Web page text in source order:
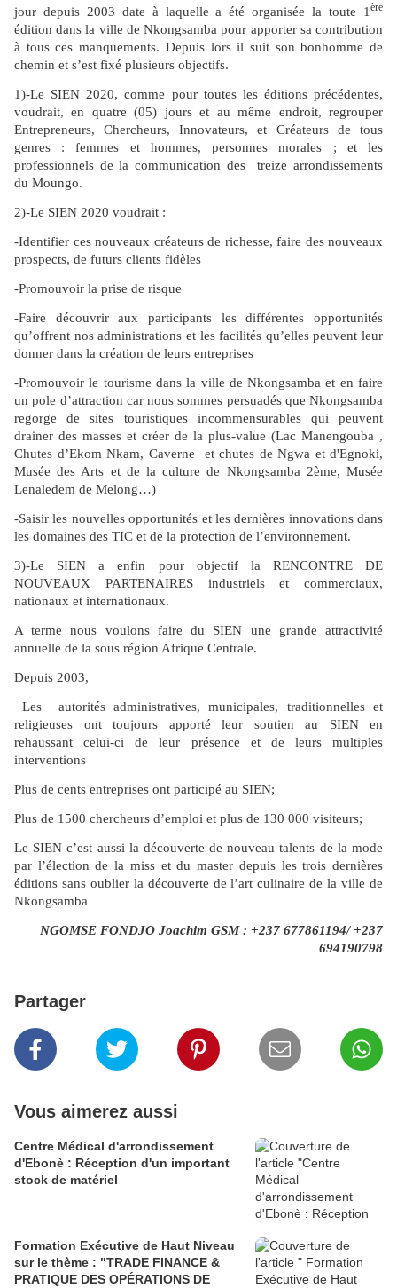
jour depuis 2003 date à laquelle a été organisée la toute 1 ère
édition dans la ville de Nkongsamba pour apporter sa contribution
à tous ces manquements. Depuis lors il suit son bonhomme de
chemin et s’est fixé plusieurs objectifs.
1)-Le SIEN 2020, comme pour toutes les éditions précédentes,
voudrait, en quatre (05) jours et au même endroit, regrouper
Entrepreneurs, Chercheurs, Innovateurs, et Créateurs de tous
genres : femmes et hommes, personnes morales ; et les
professionnels de la communication des treize arrondissements
du Moungo.
2)-Le SIEN 2020 voudrait :
-Identifier ces nouveaux créateurs de richesse, faire des nouveaux
prospects, de futurs clients fidèles
-Promouvoir la prise de risque
-Faire découvrir aux participants les différentes opportunités
qu’offrent nos administrations et les facilités qu’elles peuvent leur
donner dans la création de leurs entreprises
-Promouvoir le tourisme dans la ville de Nkongsamba et en faire
un pole d’attraction car nous sommes persuadés que Nkongsamba
regorge de sites touristiques incommensurables qui peuvent
drainer des masses et créer de la plus-value (Lac Manengouba ,
Chutes d’Ekom Nkam, Caverne et chutes de Ngwa et d'Egnoki,
Musée des Arts et de la culture de Nkongsamba 2ème, Musée
Lenaledem de Melong…)
-Saisir les nouvelles opportunités et les dernières innovations dans
les domaines des TIC et de la protection de l’environnement.
3)-Le SIEN a enfin pour objectif la RENCONTRE DE
NOUVEAUX PARTENAIRES industriels et commerciaux,
nationaux et internationaux.
A terme nous voulons faire du SIEN une grande attractivité
annuelle de la sous région Afrique Centrale.
Depuis 2003,
Les autorités administratives, municipales, traditionnelles et
religieuses ont toujours apporté leur soutien au SIEN en
rehaussant celui-ci de leur présence et de leurs multiples
interventions
Plus de cents entreprises ont participé au SIEN;
Plus de 1500 chercheurs d’emploi et plus de 130 000 visiteurs;
Le SIEN c’est aussi la découverte de nouveau talents de la mode
par l’élection de la miss et du master depuis les trois dernières
éditions sans oublier la découverte de l’art culinaire de la ville de
Nkongsamba
NGOMSE FONDJO Joachim GSM : +237 677861194/ +237
694190798
Partager
Vous aimerez aussi
Centre Médical d'arrondissement
d'Ebonè : Réception d'un important
stock de matériel
Formation Exécutive de Haut Niveau
sur le thème : "TRADE FINANCE &
PRATIQUE DES OPÉRATIONS DE